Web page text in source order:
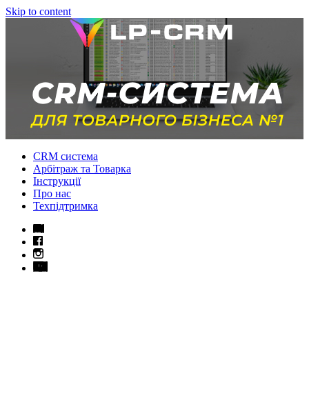
Skip to content
CRM система
Арбітраж та Товарка
Інструкції
Про нас
Техпідтримка